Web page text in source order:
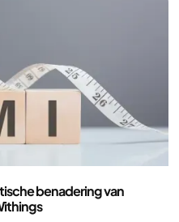
benadering van